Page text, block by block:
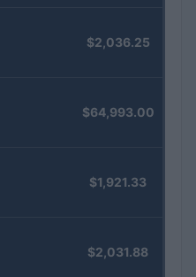
$2,036.25
$64,993.00
$1,921.33
$2,031.88